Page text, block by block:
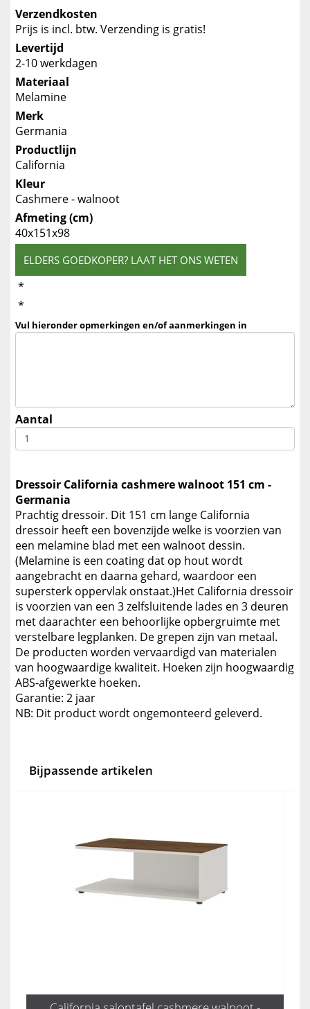
Verzendkosten
Prijs is incl. btw. Verzending is gratis!
Levertijd
2-10 werkdagen
Materiaal
Melamine
Merk
Germania
Productlijn
California
Kleur
Cashmere - walnoot
Afmeting (cm)
40x151x98
ELDERS GOEDKOPER? LAAT HET ONS WETEN
*
*
Vul hieronder opmerkingen en/of aanmerkingen in
Aantal
Dressoir California cashmere walnoot 151 cm -
Germania
Prachtig dressoir. Dit 151 cm lange California
dressoir heeft een bovenzijde welke is voorzien van
een melamine blad met een walnoot dessin.
(Melamine is een coating dat op hout wordt
aangebracht en daarna gehard, waardoor een
supersterk oppervlak onstaat.)Het California dressoir
is voorzien van een 3 zelfsluitende lades en 3 deuren
met daarachter een behoorlijke opbergruimte met
verstelbare legplanken. De grepen zijn van metaal.
De producten worden vervaardigd van materialen
van hoogwaardige kwaliteit. Hoeken zijn hoogwaardig
ABS-afgewerkte hoeken.
Garantie: 2 jaar
NB: Dit product wordt ongemonteerd geleverd.
Bijpassende artikelen